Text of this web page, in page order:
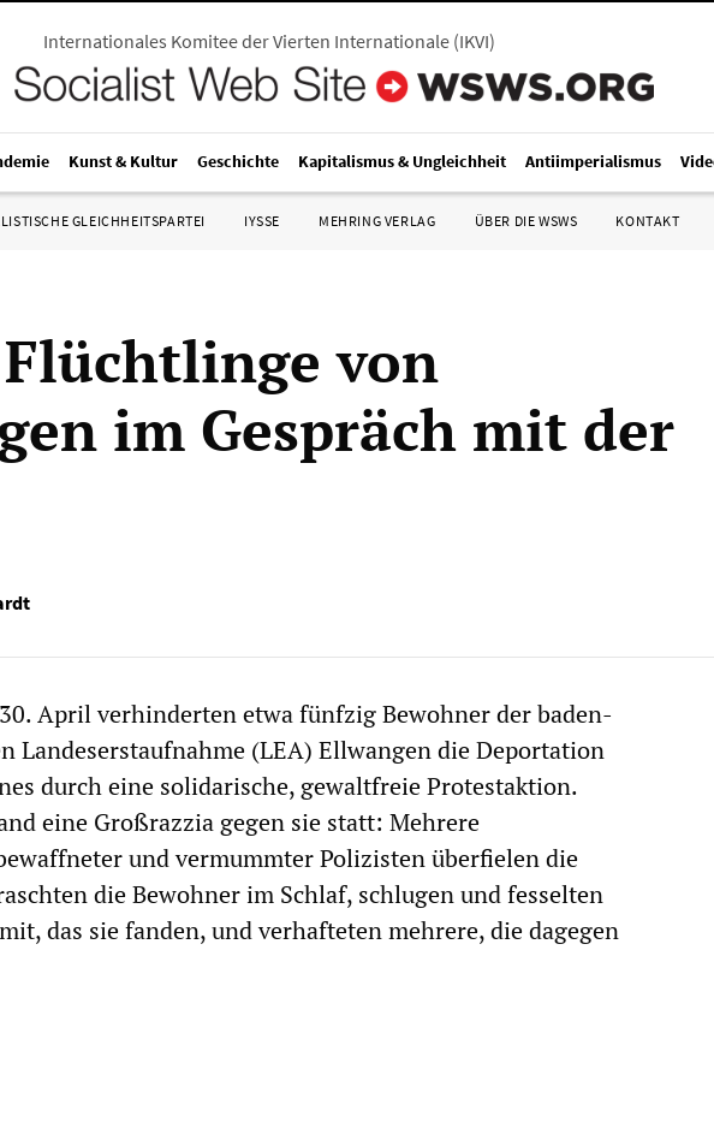
Internationales Komitee der Vierten Internationale (IKVI)
Kunst & Kultur Geschichte Kapitalismus & Ungleichheit Antiimperialismus
GLEICHHEITSPARTEI IYSSE MEHRING VERLAG ÜBER DIE WSWS KONTAKT
von
im Gespräch mit der
April verhinderten etwa fünfzig Bewohner der baden-
Landeserstaufnahme (LEA) Ellwangen die Deportation
durch eine solidarische, gewaltfreie Protestaktion.
eine Großrazzia gegen sie statt: Mehrere
und vermummter Polizisten überfielen die
die Bewohner im Schlaf, schlugen und fesselten
das sie fanden, und verhafteten mehrere, die dagegen